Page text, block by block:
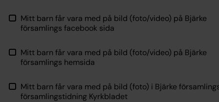
Mitt barn får vara med på bild (foto/video) på Bjärke
församlings facebook sida
Mitt barn får vara med på bild (foto/video) på Bjärke
församlings hemsida
Mitt barn får vara med på bild (foto) i Bjärke
församlingstidning Kyrkbladet